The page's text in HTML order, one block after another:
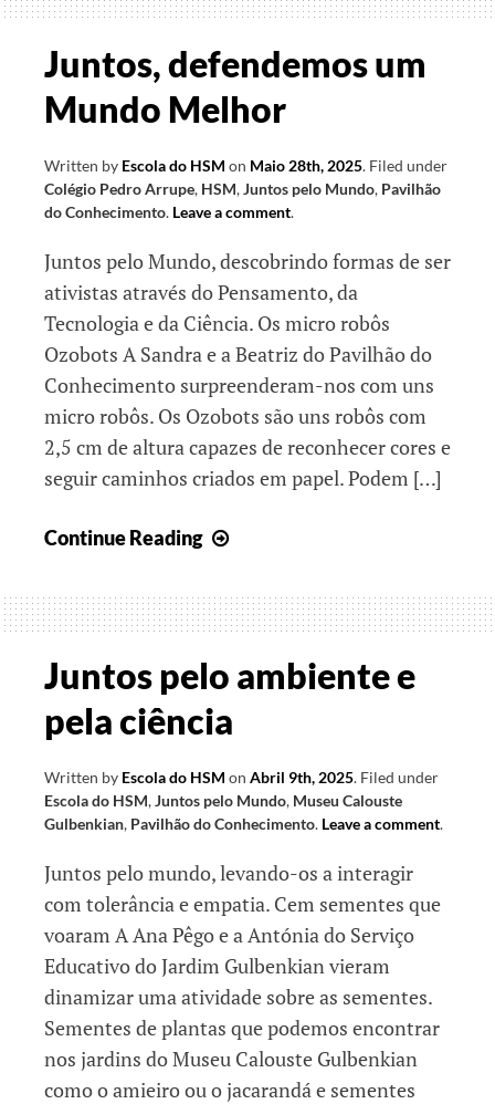
Mundo
Juntos, defendemos um
Mundo Melhor
Written by Escola do HSM on Maio 28th, 2025. Filed under
Colégio Pedro Arrupe, HSM,Juntos pelo Mundo, Pavilhão
do Conhecimento. Leave a comment.
Juntos pelo Mundo, descobrindo formas de ser
ativistas através do Pensamento, da
Tecnologia e da Ciência. Os micro robôs
Ozobots A Sandra e a Beatriz do Pavilhão do
Conhecimento surpreenderam-nos com uns
micro robôs. Os Ozobots são uns robôs com
2,5 cm de altura capazes de reconhecer cores e
seguir caminhos criados em papel. Podem […]
Continue Reading
um
Mundo
Juntos pelo ambiente e
pela ciência
Written by Escola do HSM on Abril 9th, 2025. Filed under
Escola do HSM,Juntos pelo Mundo, Museu Calouste
Gulbenkian, Pavilhão do Conhecimento. Leave a comment.
Juntos pelo mundo, levando-os a interagir
com tolerância e empatia. Cem sementes que
voaram A Ana Pêgo e a Antónia do Serviço
Educativo do Jardim Gulbenkian vieram
dinamizar uma atividade sobre as sementes.
Sementes de plantas que podemos encontrar
nos jardins do Museu Calouste Gulbenkian
como o amieiro ou o jacarandá e sementes